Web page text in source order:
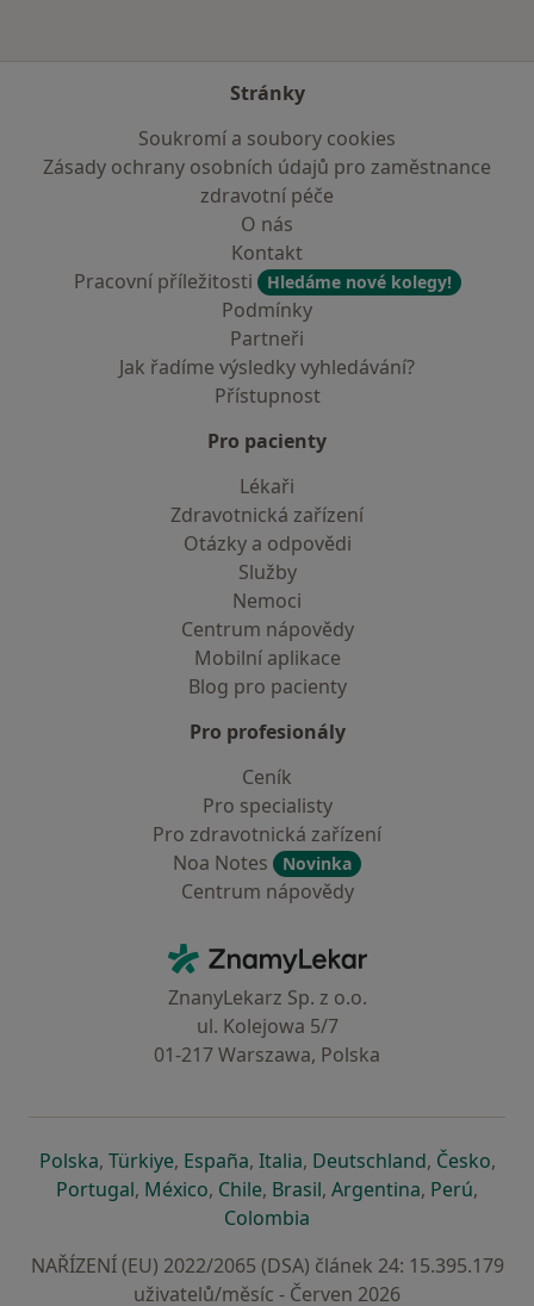
Stránky
Soukromí a soubory cookies
Zásady ochrany osobních údajů pro zaměstnance
zdravotní péče
O nás
Kontakt
Pracovní příležitosti
Hledáme nové kolegy!
Podmínky
Partneři
Jak řadíme výsledky vyhledávání?
Přístupnost
Pro pacienty
Lékaři
Zdravotnická zařízení
Otázky a odpovědi
Služby
Nemoci
Centrum nápovědy
Mobilní aplikace
Blog pro pacienty
Pro profesionály
Ceník
Pro specialisty
Pro zdravotnická zařízení
Noa Notes
Novinka
Centrum nápovědy
ZnamyLekar - Hlavní stránka
ZnanyLekarz Sp. z o.o.
ul. Kolejowa 5/7
01-217 Warszawa, Polska
Polskase otevře v nové záložce
, Türkiyese otevře v nové záložce
, Españase otevře v nové záložce
, Italiase otevře v nové záložce
, Deutschlandse otevře v
, Českose
,
Portugalse otevře v nové záložce
, Méxicose otevře v nové záložce
, Chilese otevře v nové záložce
, Brasilse otevře v nové
, Argentinase otevře v
, Perúse
,
Colombia
NAŘÍZENÍ (EU) 2022/2065 (DSA) článek 24: 15.395.179
uživatelů/měsíc - Červen 2026